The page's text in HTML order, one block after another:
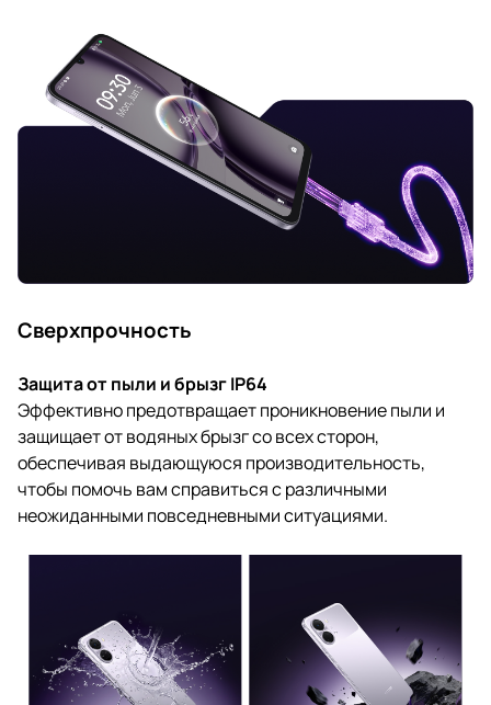
Сверхпрочность
Защита от пыли и брызг IP64
Эффективно предотвращает проникновение пыли и
защищает от водяных брызг со всех сторон,
обеспечивая выдающуюся производительность,
чтобы помочь вам справиться с различными
неожиданными повседневными ситуациями.